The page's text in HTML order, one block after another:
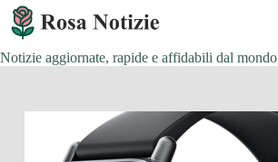
Salta
contenuto
Notizie aggiornate, rapide e affidabili dal mondo